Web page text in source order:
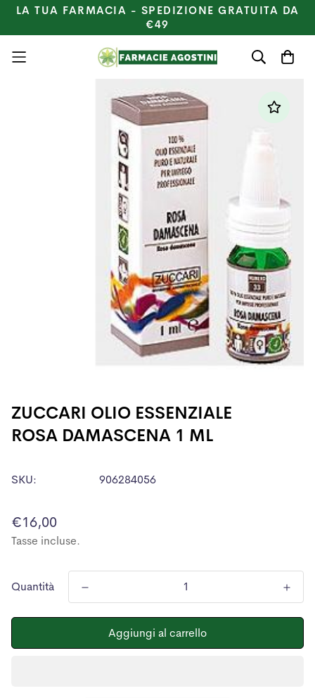
LA TUA FARMACIA - SPEDIZIONE GRATUITA DA
€49
ZUCCARI OLIO ESSENZIALE
ROSA DAMASCENA 1 ML
SKU: 906284056
Prezzo
normale
€16,00
Tasse incluse.
Quantità
Aggiungi al carrello